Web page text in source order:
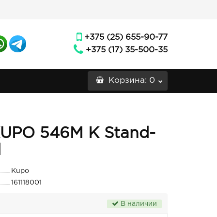
+375 (25) 655-90-77
+375 (17) 35-500-35
Корзина: 0
546M K Stand-
Kupo
161118001
В наличии